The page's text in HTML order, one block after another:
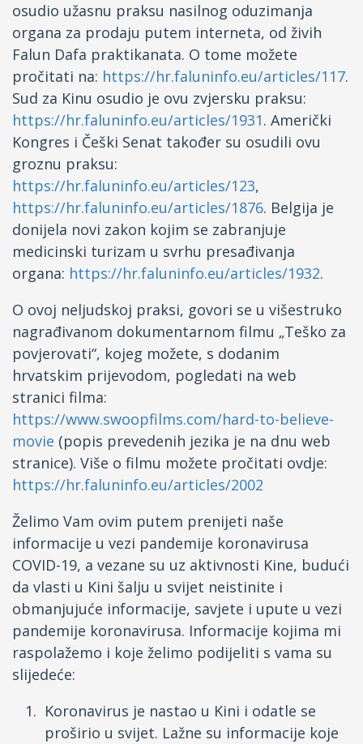
osudio užasnu praksu nasilnog oduzimanja
organa za prodaju putem interneta, od živih
Falun Dafa praktikanata. O tome možete
pročitati na: https://hr.faluninfo.eu/articles/117.
Sud za Kinu osudio je ovu zvjersku praksu:
https://hr.faluninfo.eu/articles/1931. Američki
Kongres i Češki Senat također su osudili ovu
groznu praksu:
https://hr.faluninfo.eu/articles/123,
https://hr.faluninfo.eu/articles/1876. Belgija je
donijela novi zakon kojim se zabranjuje
medicinski turizam u svrhu presađivanja
organa: https://hr.faluninfo.eu/articles/1932.
O ovoj neljudskoj praksi, govori se u višestruko
nagrađivanom dokumentarnom filmu „Teško za
povjerovati“, kojeg možete, s dodanim
hrvatskim prijevodom, pogledati na web
stranici filma:
https://www.swoopfilms.com/hard-to-believe-
movie (popis prevedenih jezika je na dnu web
stranice). Više o filmu možete pročitati ovdje:
https://hr.faluninfo.eu/articles/2002
Želimo Vam ovim putem prenijeti naše
informacije u vezi pandemije koronavirusa
COVID-19, a vezane su uz aktivnosti Kine, budući
da vlasti u Kini šalju u svijet neistinite i
obmanjujuće informacije, savjete i upute u vezi
pandemije koronavirusa. Informacije kojima mi
raspolažemo i koje želimo podijeliti s vama su
slijedeće:
Koronavirus je nastao u Kini i odatle se
proširio u svijet. Lažne su informacije koje